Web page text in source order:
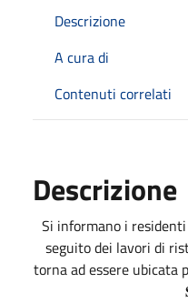
Descrizione
A cura di
Contenuti correlati
Descrizione
Si informano i
seguito dei lavori di
torna ad essere ubicata